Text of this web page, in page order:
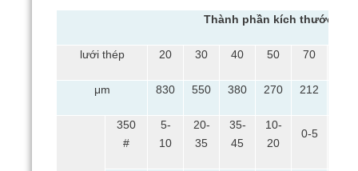
Thành phần kích thước
lưới thép 20 30 40 50 70
μm 830 550 380 270 212
350
#
5-
10
20-
35
35-
45
10-
20
0-5